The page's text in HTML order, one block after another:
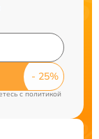
c политикой